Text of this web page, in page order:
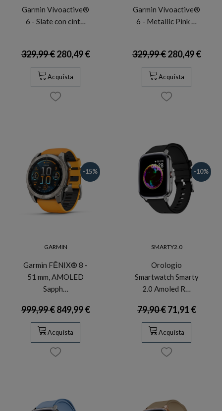
Garmin Vívoactive®
6 - Slate con cint…
329,99 €280,49 €
Acquista
Garmin Vívoactive®
6 - Metallic Pink …
329,99 €280,49 €
Acquista
-15%
GARMIN
Garmin FĒNIX® 8 -
51 mm, AMOLED
Sapph…
999,99 €849,99 €
Acquista
-10%
SMARTY2.0
Orologio
Smartwatch Smarty
2.0 Amoled R…
79,90 €71,91 €
Acquista